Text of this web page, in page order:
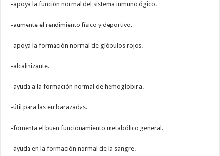
-apoya la función normal del sistema inmunológico.
-aumente el rendimiento físico y deportivo.
-apoya la formación normal de glóbulos rojos.
-alcalinizante.
-ayuda a la formación normal de hemoglobina.
-útil para las embarazadas.
-fomenta el buen funcionamiento metabólico general.
-ayuda en la formación normal de la sangre.